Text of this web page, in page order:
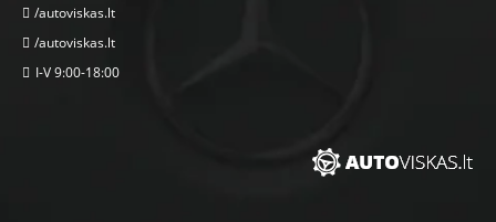
/autoviskas.lt
/autoviskas.lt
I-V 9:00-18:00